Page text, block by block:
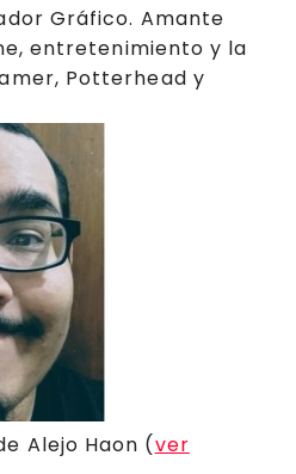
Gráfico. Amante
entretenimiento y la
Potterhead y
Alejo Haon (ver